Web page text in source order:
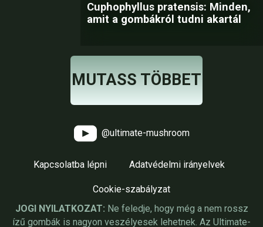
Cuphophyllus pratensis: Minden,
amit a gombákról tudni akartál
MUTASS TÖBBET
@ultimate-mushroom
Kapcsolatba lépni Adatvédelmi irányelvek
Cookie-szabályzat
JOGI NYILATKOZAT: Ne feledje, hogy még a nem rossz
ízű gombák is nagyon veszélyesek lehetnek. Az Ultimate-